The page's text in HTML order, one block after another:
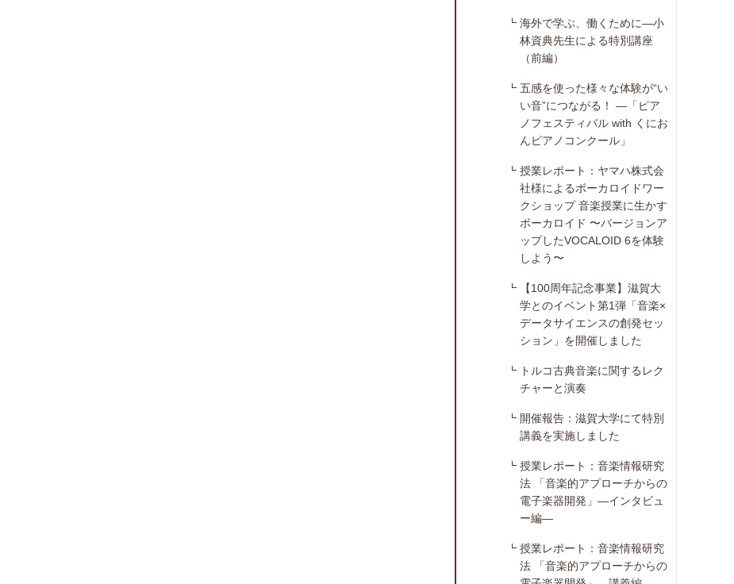
海外で学ぶ、働くために―小
林資典先生による特別講座
（前編）
五感を使った様々な体験が“い
い音”につながる！ ―「ピア
ノフェスティバル with くにお
んピアノコンクール」
授業レポート：ヤマハ株式会
社様によるボーカロイドワー
クショップ 音楽授業に生かす
ボーカロイド 〜バージョンア
ップしたVOCALOID 6を体験
しよう〜
【100周年記念事業】滋賀大
学とのイベント第1弾「音楽×
データサイエンスの創発セッ
ション」を開催しました
トルコ古典音楽に関するレク
チャーと演奏
開催報告：滋賀大学にて特別
講義を実施しました
授業レポート：音楽情報研究
法 「音楽的アプローチからの
電子楽器開発」―インタビュ
ー編―
授業レポート：音楽情報研究
法 「音楽的アプローチからの